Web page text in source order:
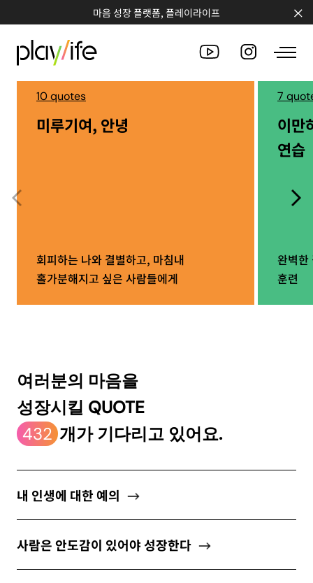
마음 성장 플랫폼, 플레이라이프
PEOPLE
QUOTE
COUNSELING
newsletter
소중한 자신의 가치를 찾도록 도와주는
개인정보 수집 및 이용약관에 동의합니다.
10 quotes
미루기여, 안녕
회피하는 나와 결별하고, 마침내
홀가분해지고 싶은 사람들에게
7
이만
연습
완벽한
훈련
여러분의 마음을
성장시킬 QUOTE
432 개가 기다리고 있어요.
내 인생에 대한 예의
사람은 안도감이 있어야 성장한다